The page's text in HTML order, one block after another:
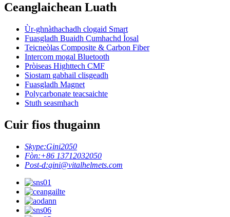
Ceanglaichean Luath
Ùr-ghnàthachadh clogaid Smart
Fuasgladh Buaidh Cumhachd Ìosal
Teicneòlas Composite & Carbon Fiber
Intercom mogal Bluetooth
Pròiseas Highttech CMF
Siostam gabhail clisgeadh
Fuasgladh Magnet
Polycarbonate teacsaichte
Stuth seasmhach
Cuir fios thugainn
Skype:Gini2050
Fòn:+86 13712032050
Post-d:gini@vitalhelmets.com